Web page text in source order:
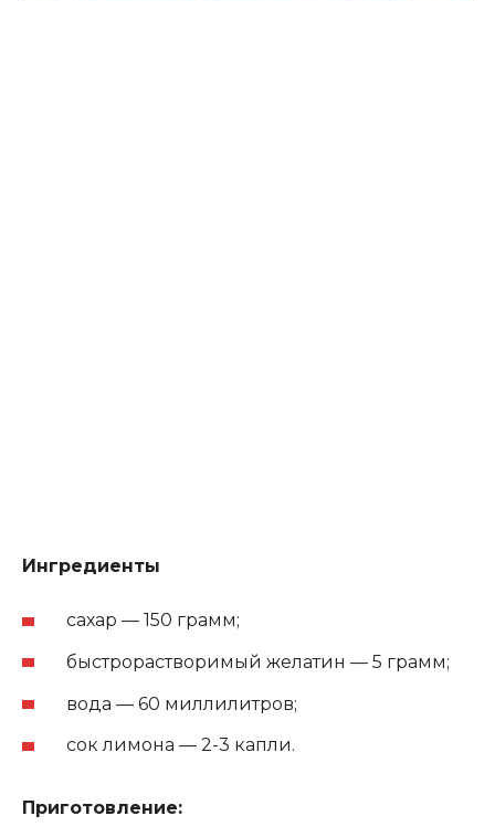
Ингредиенты
сахар — 150 грамм;
быстрорастворимый желатин — 5 грамм;
вода — 60 миллилитров;
сок лимона — 2-3 капли.
Приготовление: